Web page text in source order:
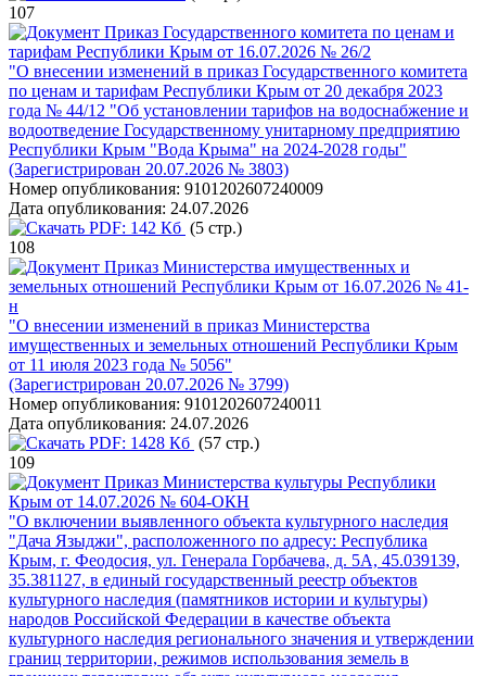
107
Приказ Государственного комитета по ценам и
тарифам Республики Крым от 16.07.2026 № 26/2
"О внесении изменений в приказ Государственного комитета
по ценам и тарифам Республики Крым от 20 декабря 2023
года № 44/12 "Об установлении тарифов на водоснабжение и
водоотведение Государственному унитарному предприятию
Республики Крым "Вода Крыма" на 2024-2028 годы"
(Зарегистрирован 20.07.2026 № 3803)
Номер опубликования: 9101202607240009
Дата опубликования: 24.07.2026
PDF: 142 Кб (5 стр.)
108
Приказ Министерства имущественных и
земельных отношений Республики Крым от 16.07.2026 № 41-
н
"О внесении изменений в приказ Министерства
имущественных и земельных отношений Республики Крым
от 11 июля 2023 года № 5056"
(Зарегистрирован 20.07.2026 № 3799)
Номер опубликования: 9101202607240011
Дата опубликования: 24.07.2026
PDF: 1428 Кб (57 стр.)
109
Приказ Министерства культуры Республики
Крым от 14.07.2026 № 604-ОКН
"О включении выявленного объекта культурного наследия
"Дача Языджи", расположенного по адресу: Республика
Крым, г. Феодосия, ул. Генерала Горбачева, д. 5А, 45.039139,
35.381127, в единый государственный реестр объектов
культурного наследия (памятников истории и культуры)
народов Российской Федерации в качестве объекта
культурного наследия регионального значения и утверждении
границ территории, режимов использования земель в